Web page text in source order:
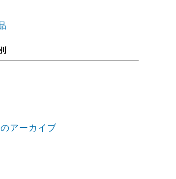
アーカイブ